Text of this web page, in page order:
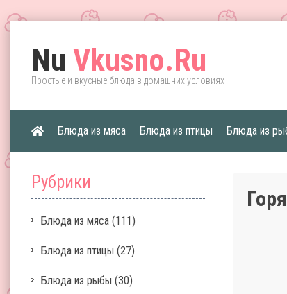
Nu Vkusno.Ru
Простые и вкусные блюда в домашних условиях
Блюда из мяса Блюда из птицы Блюда из
Рубрики
Блюда из мяса (111)
Блюда из птицы (27)
Блюда из рыбы (30)